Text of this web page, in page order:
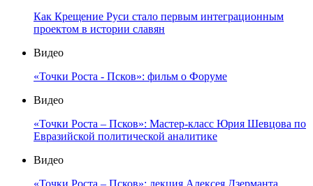
Как Крещение Руси стало первым интеграционным
проектом в истории славян
Видео
«Точки Роста - Псков»: фильм о Форуме
Видео
«Точки Роста – Псков»: Мастер-класс Юрия Шевцова по
Евразийской политической аналитике
Видео